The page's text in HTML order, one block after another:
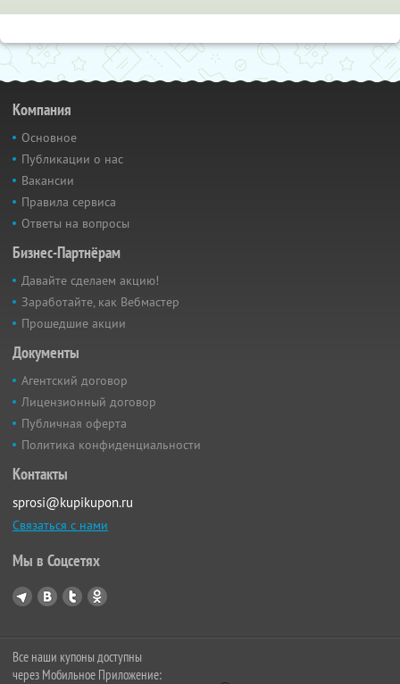
Компания
Основное
Публикации о нас
Вакансии
Правила сервиса
Ответы на вопросы
Бизнес-Партнёрам
Давайте сделаем акцию!
Заработайте, как Вебмастер
Прошедшие акции
Документы
Агентский договор
Лицензионный договор
Публичная оферта
Политика конфиденциальности
Контакты
sprosi@kupikupon.ru
Связаться с нами
Мы в Соцсетях
Все наши купоны доступны
через Мобильное Приложение: